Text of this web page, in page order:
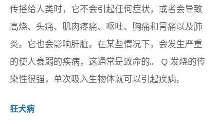
传播给人类时，它不会引起任何症状，或者会导致
高烧、头痛、肌肉疼痛、呕吐、胸痛和胃痛以及肺
炎。它也会影响肝脏。在某些情况下，会发生严重
的使人衰弱的疾病，这通常是致命的。 Q 发烧的传
染性很强，单次吸入生物体就可以引起疾病。
狂犬病